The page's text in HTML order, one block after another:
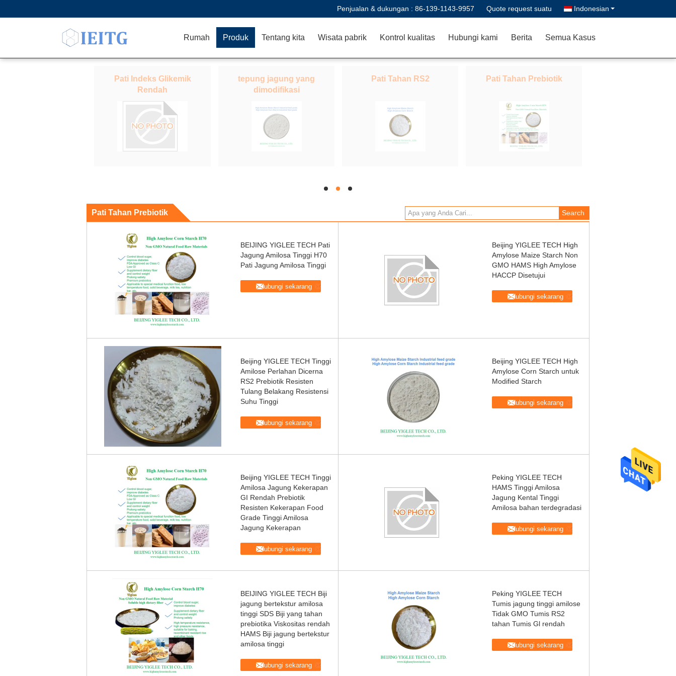
Penjualan & dukungan : 86-139-1143-9957 Quote request suatu Indonesian
Rumah Produk Tentang kita Wisata pabrik Kontrol kualitas Hubungi kami Berita Semua Kasus
Pati Indeks Glikemik
Rendah
tepung jagung yang
dimodifikasi
Pati Tahan RS2 Pati Tahan Prebiotik
hd hd hd
Pati Tahan Prebiotik
BEIJING YIGLEE TECH Pati
Jagung Amilosa Tinggi H70
Pati Jagung Amilosa Tinggi
Hubungi sekarang
Beijing YIGLEE TECH High
Amylose Maize Starch Non
GMO HAMS High Amylose
HACCP Disetujui
Hubungi sekarang
Beijing YIGLEE TECH Tinggi
Amilose Perlahan Dicerna
RS2 Prebiotik Resisten
Tulang Belakang Resistensi
Suhu Tinggi
Hubungi sekarang
Beijing YIGLEE TECH High
Amylose Corn Starch untuk
Modified Starch
Hubungi sekarang
Beijing YIGLEE TECH Tinggi
Amilosa Jagung Kekerapan
GI Rendah Prebiotik
Resisten Kekerapan Food
Grade Tinggi Amilosa
Jagung Kekerapan
Hubungi sekarang
Peking YIGLEE TECH
HAMS Tinggi Amilosa
Jagung Kental Tinggi
Amilosa bahan terdegradasi
Hubungi sekarang
BEIJING YIGLEE TECH Biji
jagung bertekstur amilosa
tinggi SDS Biji yang tahan
prebiotika Viskositas rendah
HAMS Biji jagung bertekstur
amilosa tinggi
Hubungi sekarang
Peking YIGLEE TECH
Tumis jagung tinggi amilose
Tidak GMO Tumis RS2
tahan Tumis Gl rendah
Hubungi sekarang